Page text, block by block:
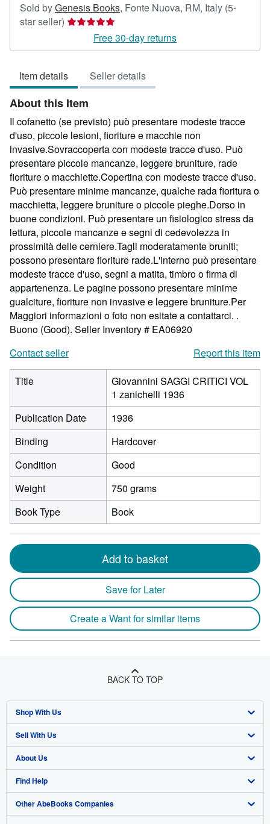
Sold byGenesis Books, Fonte Nuova, RM, Italy (5-
star seller) Seller
5
of
5
stars
Free 30-day returns
Item details Seller details
About this Item
Il cofanetto (se previsto) può presentare modeste tracce
d'uso, piccole lesioni, fioriture e macchie non
invasive.Sovraccoperta con modeste tracce d'uso. Può
presentare piccole mancanze, leggere bruniture, rade
fioriture o macchiette.Copertina con modeste tracce d'uso.
Può presentare minime mancanze, qualche rada fioritura o
macchietta, leggere bruniture o piccole pieghe.Dorso in
buone condizioni. Può presentare un fisiologico stress da
lettura, piccole mancanze e segni di cedevolezza in
prossimità delle cerniere.Tagli moderatamente bruniti;
possono presentare fioriture rade.L'interno può presentare
modeste tracce d'uso, segni a matita, timbro o firma di
appartenenza. Le pagine possono presentare minime
gualciture, fioriture non invasive e leggere bruniture.Per
Maggiori informazioni o foto non esitate a contattarci. .
Buono (Good). Seller Inventory # EA06920
Contact seller
Report this item
Title
Giovannini SAGGI CRITICI VOL
1 zanichelli 1936
Publication Date
1936
Binding
Hardcover
Condition
Good
Weight
750 grams
Book Type
Book
Add to basket
Save for Later
Create a Want for similar items
BACK TO TOP
Shop With Us
Advanced Search
Browse Collections
My Account
My Orders
Sell With Us
Start Selling
Join Our Affiliate Program
Book Buyback
About Us
About AbeBooks
Media
Find Help
Help
Other AbeBooks Companies